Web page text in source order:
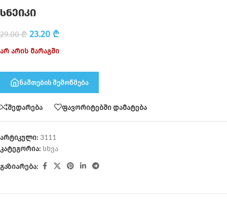
სნეიკი
29.00₾ 23.20 ₾
არ არის მარაგში
ნაშთების შემოწმება
შედარება ფავორიტებში დამატება
არტიკული: 3111
კატეგორია: სხვა
გაზიარება: